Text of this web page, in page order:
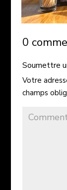
0
Soumettre
Votre
champs